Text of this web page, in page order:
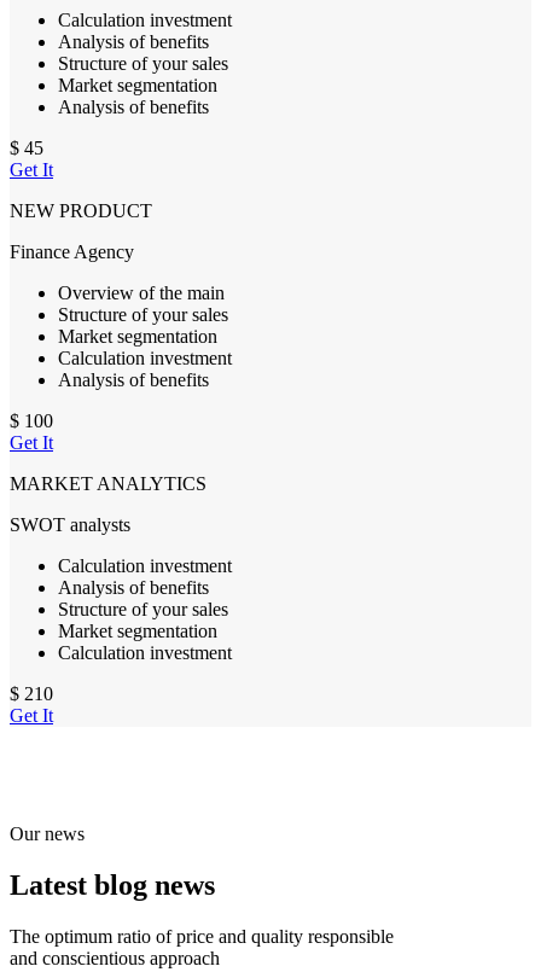
Calculation investment
Analysis of benefits
Structure of your sales
Market segmentation
Analysis of benefits
$ 45
Get It
NEW PRODUCT
Finance Agency
Overview of the main
Structure of your sales
Market segmentation
Calculation investment
Analysis of benefits
$ 100
Get It
MARKET ANALYTICS
SWOT analysts
Calculation investment
Analysis of benefits
Structure of your sales
Market segmentation
Calculation investment
$ 210
Get It
Our news
Latest blog news
The optimum ratio of price and quality responsible
and conscientious approach